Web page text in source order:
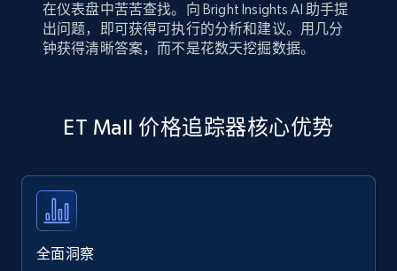
在仪表盘中苦苦查找。向 Bright Insights AI 助手提
出问题，即可获得可执行的分析和建议。用几分
钟获得清晰答案，而不是花数天挖掘数据。
ET Mall 价格追踪器核心优势
全面洞察